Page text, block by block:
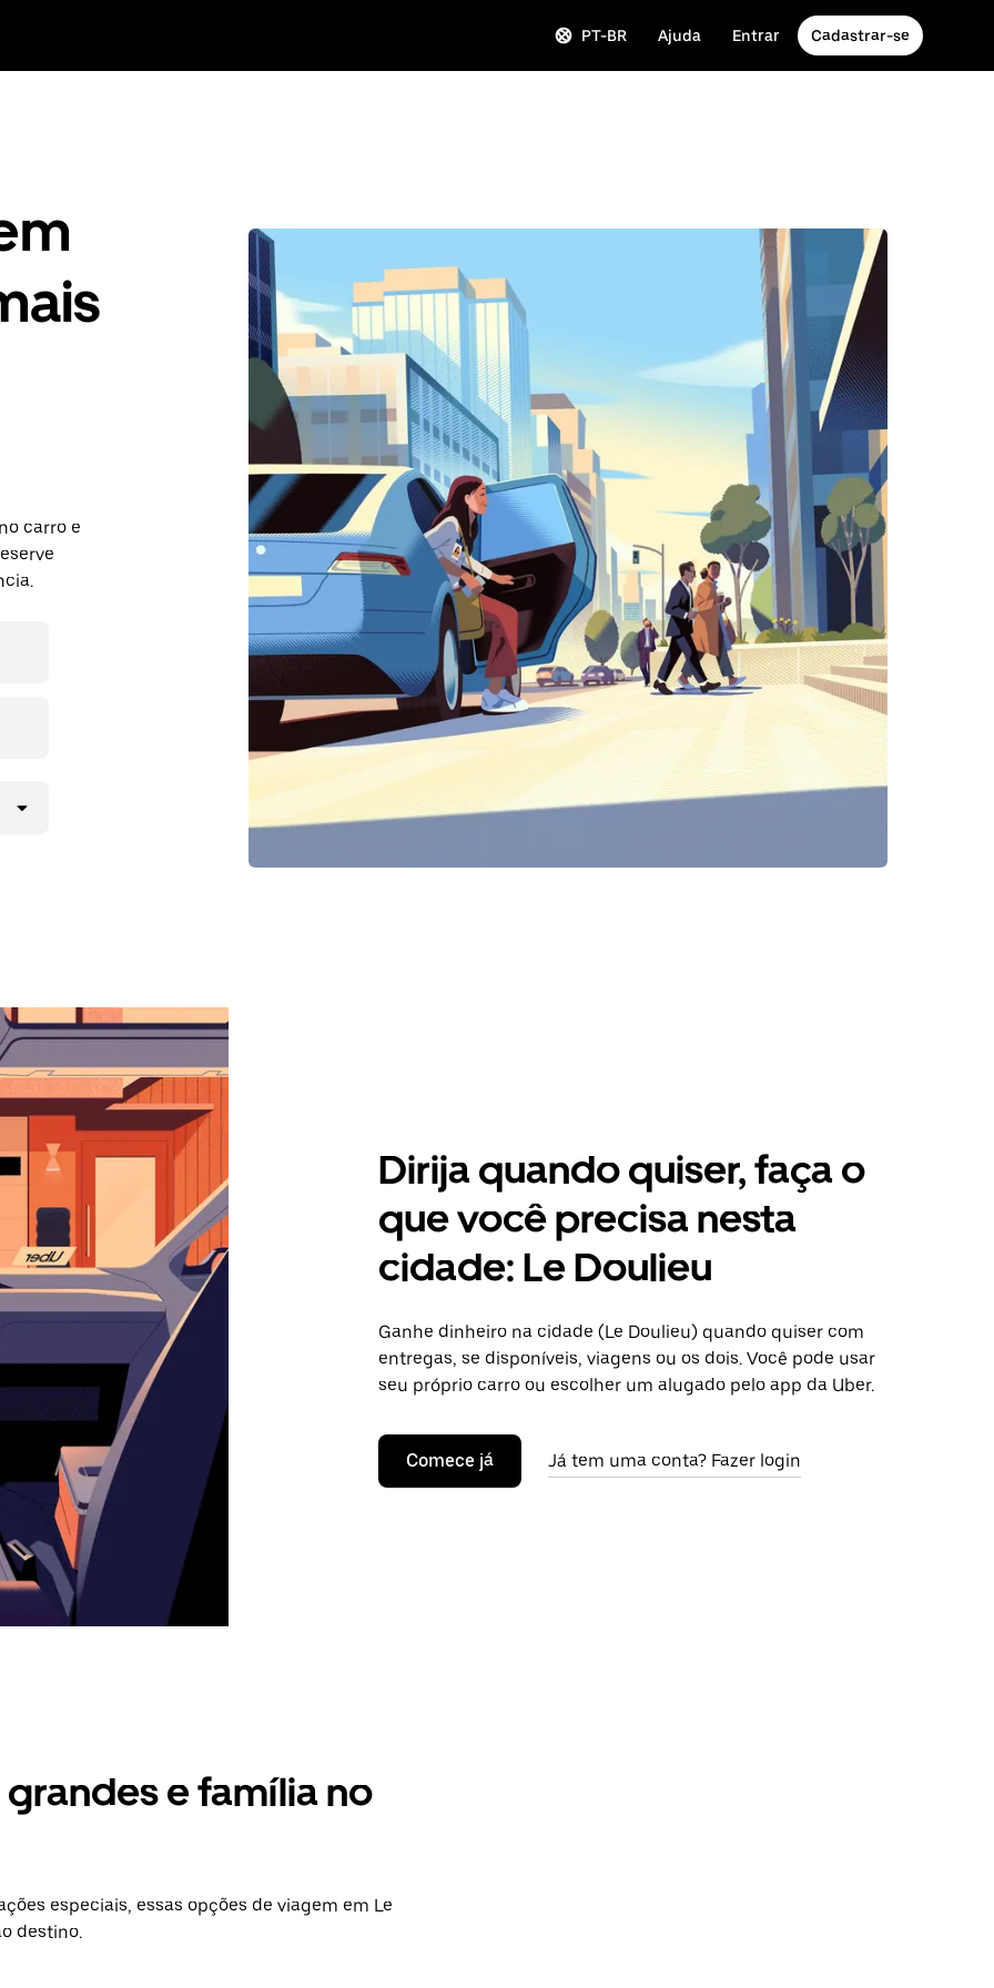
PT-BR Ajuda Entrar Cadastrar-se
carro e
Dirija quando quiser, faça o
que você precisa nesta
cidade: Le Doulieu
Ganhe dinheiro na cidade (Le Doulieu) quando quiser com
entregas, se disponíveis, viagens ou os dois. Você pode usar
seu próprio carro ou escolher um alugado pelo app da Uber.
Comece já Já tem uma conta? Fazer login
e família no
especiais, essas opções de viagem em Le
destino.